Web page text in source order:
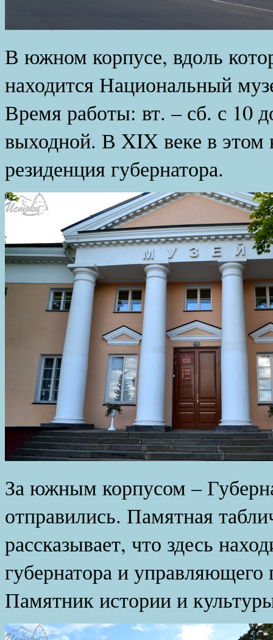
В южном корпусе, вдоль
находится Национальный
Время работы: вт. – сб. с
выходной. В XIX веке в этом
резиденция губернатора.
За южным корпусом –
отправились. Памятная
рассказывает, что здесь
губернатора и
Памятник истории и